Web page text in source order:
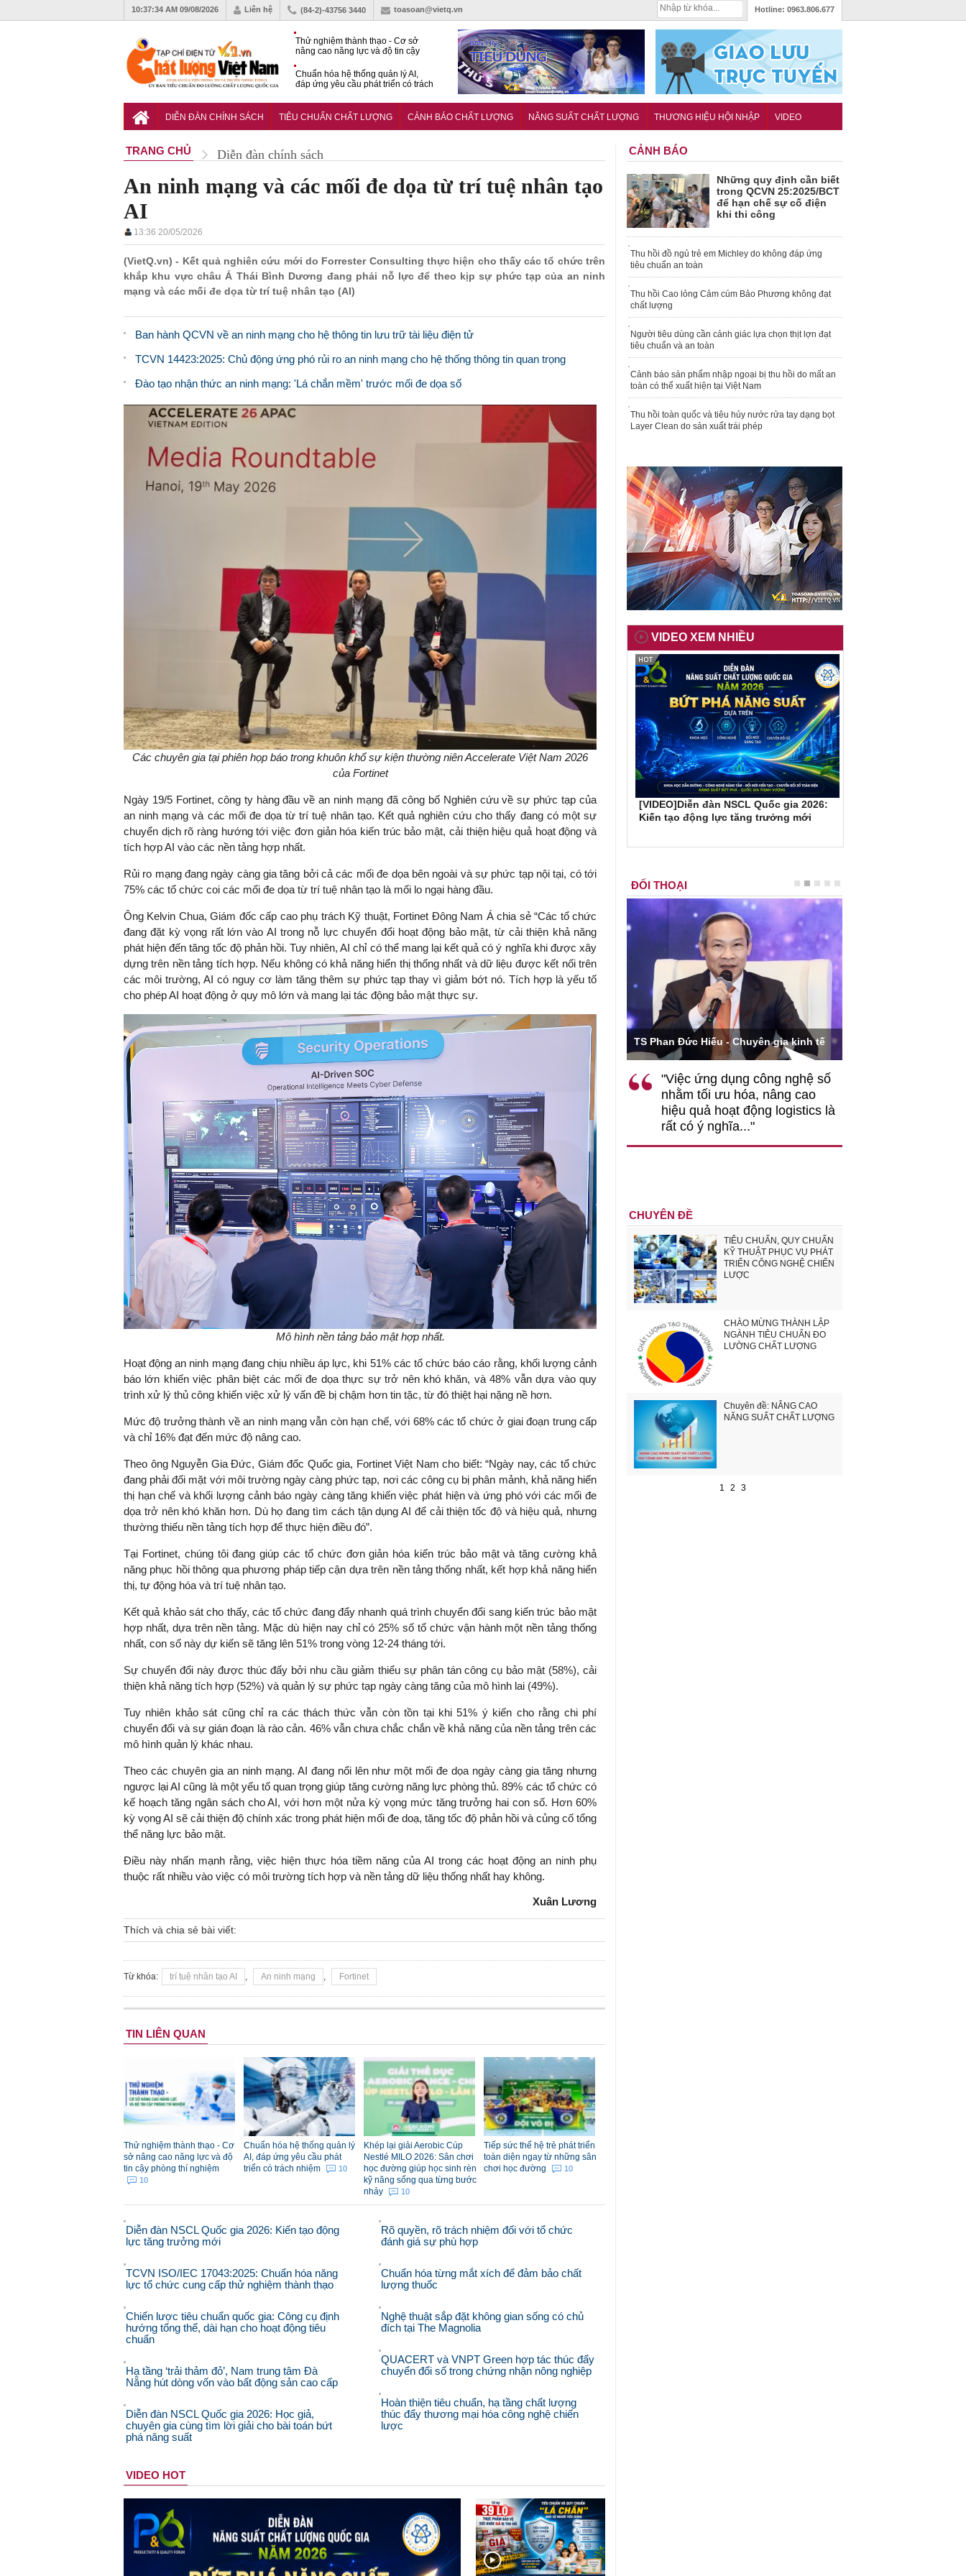
10:37:35 AM 09/08/2026 Liên hệ (84-2)-43756 3440 toasoan@vietq.vn Hotline: 0963.806.677
Thử nghiệm thành thạo - Cơ sở
nâng cao năng lực và độ tin cậy
Chuẩn hóa hệ thống quản lý AI,
đáp ứng yêu cầu phát triển có trách
thuật Trung tâm sát hạch lái xe
DIỄN ĐÀN CHÍNH SÁCH TIÊU CHUẨN CHẤT LƯỢNG CẢNH BÁO CHẤT LƯỢNG NĂNG SUẤT CHẤT LƯỢNG THƯƠNG HIỆU HỘI NHẬP VIDEO
TRANG CHỦ Diễn đàn chính sách
An ninh mạng và các mối đe dọa từ trí tuệ nhân tạo
AI
13:36 20/05/2026
(VietQ.vn) - Kết quả nghiên cứu mới do Forrester Consulting thực hiện cho thấy các tổ chức trên
khắp khu vực châu Á Thái Bình Dương đang phải nỗ lực để theo kịp sự phức tạp của an ninh
mạng và các mối đe dọa từ trí tuệ nhân tạo (AI)
Ban hành QCVN về an ninh mạng cho hệ thông tin lưu trữ tài liệu điện tử
TCVN 14423:2025: Chủ động ứng phó rủi ro an ninh mạng cho hệ thống thông tin quan trọng
Đào tạo nhận thức an ninh mạng: 'Lá chắn mềm' trước mối đe dọa số
Các chuyên gia tại phiên họp báo trong khuôn khổ sự kiện thường niên Accelerate Việt Nam 2026
của Fortinet
Ngày 19/5 Fortinet, công ty hàng đầu về an ninh mạng đã công bố Nghiên cứu về sự phức tạp của
an ninh mạng và các mối đe dọa từ trí tuệ nhân tạo. Kết quả nghiên cứu cho thấy đang có một sự
chuyển dịch rõ ràng hướng tới việc đơn giản hóa kiến trúc bảo mật, cải thiện hiệu quả hoạt động và
tích hợp AI vào các nền tảng hợp nhất.
Rủi ro mạng đang ngày càng gia tăng bởi cả các mối đe dọa bên ngoài và sự phức tạp nội tại, có tới
75% các tổ chức coi các mối đe dọa từ trí tuệ nhân tạo là mối lo ngại hàng đầu.
Ông Kelvin Chua, Giám đốc cấp cao phụ trách Kỹ thuật, Fortinet Đông Nam Á chia sẻ “Các tổ chức
đang đặt kỳ vọng rất lớn vào AI trong nỗ lực chuyển đổi hoạt động bảo mật, từ cải thiện khả năng
phát hiện đến tăng tốc độ phản hồi. Tuy nhiên, AI chỉ có thể mang lại kết quả có ý nghĩa khi được xây
dựng trên nền tảng tích hợp. Nếu không có khả năng hiển thị thống nhất và dữ liệu được kết nối trên
các môi trường, AI có nguy cơ làm tăng thêm sự phức tạp thay vì giảm bớt nó. Tích hợp là yếu tố
cho phép AI hoạt động ở quy mô lớn và mang lại tác động bảo mật thực sự.
Mô hình nền tảng bảo mật hợp nhất.
Hoạt động an ninh mạng đang chịu nhiều áp lực, khi 51% các tổ chức báo cáo rằng, khối lượng cảnh
báo lớn khiến việc phân biệt các mối đe dọa thực sự trở nên khó khăn, và 48% vẫn dựa vào quy
trình xử lý thủ công khiến việc xử lý vấn đề bị chậm hơn tin tặc, từ đó thiệt hại nặng nề hơn.
Mức độ trưởng thành về an ninh mạng vẫn còn hạn chế, với 68% các tổ chức ở giai đoạn trung cấp
và chỉ 16% đạt đến mức độ nâng cao.
Theo ông Nguyễn Gia Đức, Giám đốc Quốc gia, Fortinet Việt Nam cho biết: “Ngày nay, các tổ chức
đang phải đối mặt với môi trường ngày càng phức tạp, nơi các công cụ bị phân mảnh, khả năng hiển
thị hạn chế và khối lượng cảnh báo ngày càng tăng khiến việc phát hiện và ứng phó với các mối đe
dọa trở nên khó khăn hơn. Dù họ đang tìm cách tận dụng AI để cải thiện tốc độ và hiệu quả, nhưng
thường thiếu nền tảng tích hợp để thực hiện điều đó”.
Tại Fortinet, chúng tôi đang giúp các tổ chức đơn giản hóa kiến trúc bảo mật và tăng cường khả
năng phục hồi thông qua phương pháp tiếp cận dựa trên nền tảng thống nhất, kết hợp khả năng hiển
thị, tự động hóa và trí tuệ nhân tạo.
Kết quả khảo sát cho thấy, các tổ chức đang đẩy nhanh quá trình chuyển đổi sang kiến trúc bảo mật
hợp nhất, dựa trên nền tảng. Mặc dù hiện nay chỉ có 25% số tổ chức vận hành một nền tảng thống
nhất, con số này dự kiến sẽ tăng lên 51% trong vòng 12-24 tháng tới.
Sự chuyển đổi này được thúc đẩy bởi nhu cầu giảm thiểu sự phân tán công cụ bảo mật (58%), cải
thiện khả năng tích hợp (52%) và quản lý sự phức tạp ngày càng tăng của mô hình lai (49%).
Tuy nhiên khảo sát cũng chỉ ra các thách thức vẫn còn tồn tại khi 51% ý kiến cho rằng chi phí
chuyển đổi và sự gián đoạn là rào cản. 46% vẫn chưa chắc chắn về khả năng của nền tảng trên các
mô hình quản lý khác nhau.
Theo các chuyên gia an ninh mạng. AI đang nổi lên như một mối đe dọa ngày càng gia tăng nhưng
ngược lại AI cũng là một yếu tố quan trọng giúp tăng cường năng lực phòng thủ. 89% các tổ chức có
kế hoạch tăng ngân sách cho AI, với hơn một nửa kỳ vọng mức tăng trưởng hai con số. Hơn 60%
kỳ vọng AI sẽ cải thiện độ chính xác trong phát hiện mối đe doạ, tăng tốc độ phản hồi và củng cố tổng
thể năng lực bảo mật.
Điều này nhấn mạnh rằng, việc hiện thực hóa tiềm năng của AI trong các hoạt động an ninh phụ
thuộc rất nhiều vào việc có môi trường tích hợp và nền tảng dữ liệu thống nhất hay không.
Xuân Lương
Thích và chia sẻ bài viết:
Từ khóa: trí tuệ nhân tạo AI , An ninh mạng , Fortinet
TIN LIÊN QUAN
Thử nghiệm thành thạo - Cơ
sở nâng cao năng lực và độ
tin cậy phòng thí nghiệm
10
Chuẩn hóa hệ thống quản lý
AI, đáp ứng yêu cầu phát
triển có trách nhiệm
10
Khép lại giải Aerobic Cúp
Nestlé MILO 2026: Sân chơi
học đường giúp học sinh rèn
kỹ năng sống qua từng bước
nhảy
10
Tiếp sức thế hệ trẻ phát triển
toàn diện ngay từ những sân
chơi học đường
10
Diễn đàn NSCL Quốc gia 2026: Kiến tạo động
lực tăng trưởng mới
TCVN ISO/IEC 17043:2025: Chuẩn hóa năng
lực tổ chức cung cấp thử nghiệm thành thạo
Chiến lược tiêu chuẩn quốc gia: Công cụ định
hướng tổng thể, dài hạn cho hoạt động tiêu
chuẩn
Hạ tầng ‘trải thảm đỏ’, Nam trung tâm Đà
Nẵng hút dòng vốn vào bất động sản cao cấp
Diễn đàn NSCL Quốc gia 2026: Học giả,
chuyên gia cùng tìm lời giải cho bài toán bứt
phá năng suất
Rõ quyền, rõ trách nhiệm đối với tổ chức
đánh giá sự phù hợp
Chuẩn hóa từng mắt xích để đảm bảo chất
lượng thuốc
Nghệ thuật sắp đặt không gian sống có chủ
đích tại The Magnolia
QUACERT và VNPT Green hợp tác thúc đẩy
chuyển đổi số trong chứng nhận nông nghiệp
Hoàn thiện tiêu chuẩn, hạ tầng chất lượng
thúc đẩy thương mại hóa công nghệ chiến
lược
VIDEO HOT
CẢNH BÁO
Những quy định cần biết
trong QCVN 25:2025/BCT
để hạn chế sự cố điện
khi thi công
Thu hồi đồ ngủ trẻ em Michley do không đáp ứng
tiêu chuẩn an toàn
Thu hồi Cao lỏng Cảm cúm Bảo Phương không đạt
chất lượng
Người tiêu dùng cần cảnh giác lựa chọn thịt lợn đạt
tiêu chuẩn và an toàn
Cảnh báo sản phẩm nhập ngoại bị thu hồi do mất an
toàn có thể xuất hiện tại Việt Nam
Thu hồi toàn quốc và tiêu hủy nước rửa tay dạng bọt
Layer Clean do sản xuất trái phép
VIDEO XEM NHIỀU
[VIDEO]Diễn đàn NSCL Quốc gia 2026:
Kiến tạo động lực tăng trưởng mới
ĐỐI THOẠI
TS. Nguyễn Đức Độ - Phó Viện trưởng
Viện Kinh tế Tài chính
"Có rất nhiều việc phải làm
ngay từ bây giờ và trên thực tế
đang được tiến hành như tăng
đầu tư cho khoa học công
nghệ; ban hành các cơ chế
khuyến khích đổi mới sáng tạo,
khởi nghiệp..."
Việc sử dụng hiệu quả chính
sách tài khóa không chỉ mang ý
nghĩa hỗ trợ ngắn hạn mà còn
đóng vai trò tạo nền tảng cho
tăng trưởng bền vững dài hạn.
TS Phan Đức Hiếu - Chuyên gia kinh tế
"Việc ứng dụng công nghệ số
nhằm tối ưu hóa, nâng cao
hiệu quả hoạt động logistics là
rất có ý nghĩa..."
CHUYÊN ĐỀ
TIÊU CHUẨN, QUY CHUẨN
KỸ THUẬT PHỤC VỤ PHÁT
TRIỂN CÔNG NGHỆ CHIẾN
LƯỢC
CHÀO MỪNG THÀNH LẬP
NGÀNH TIÊU CHUẨN ĐO
LƯỜNG CHẤT LƯỢNG
Chuyên đề: NÂNG CAO
NĂNG SUẤT CHẤT LƯỢNG
1 2 3